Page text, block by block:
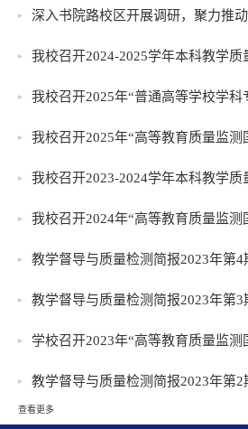
深入书院路校区开展调研，聚力推动本
我校召开2024-2025学年本科教学质量报
我校召开2025年“普通高等学校学科专
我校召开2025年“高等教育质量监测国
我校召开2023-2024学年本科教学质量报
我校召开2024年“高等教育质量监测国
教学督导与质量检测简报2023年第4
教学督导与质量检测简报2023年第3
学校召开2023年“高等教育质量监测国
教学督导与质量检测简报2023年第2
查看更多